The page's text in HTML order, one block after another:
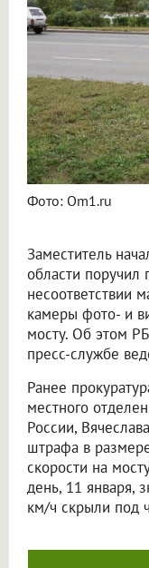
Фото: Om1.ru
Заместитель
области поручил
несоответствии
камеры фото- и
мосту. Об этом
пресс-службе
Ранее
местного
России,
штрафа в
скорости на
день, 11 января,
км/ч скрыли под